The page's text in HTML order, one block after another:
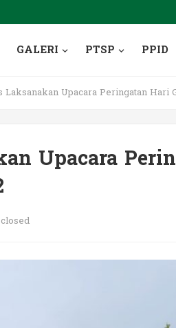
GALERI PTSP PPID
Laksanakan Upacara Peringatan Hari
Upacara